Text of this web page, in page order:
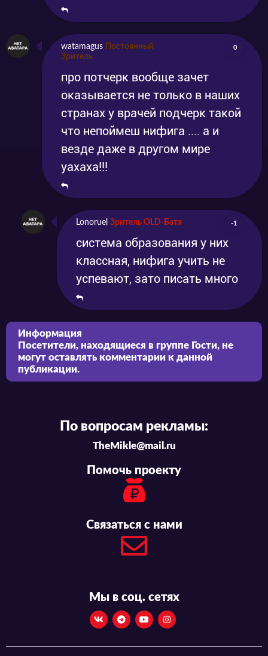
watamagus Постоянный
Зритель
0
про потчерк вообще зачет
оказывается не только в наших
странах у врачей подчерк такой
что непоймеш нифига .... а и
везде даже в другом мире
уахаха!!!
Lonoruel Зритель OLD-Батя -1
система образования у них
классная, нифига учить не
успевают, зато писать много
Информация
Посетители, находящиеся в группе Гости, не
могут оставлять комментарии к данной
публикации.
По вопросам рекламы:
TheMikle@mail.ru
Помочь проекту
Связаться с нами
Мы в соц. сетях